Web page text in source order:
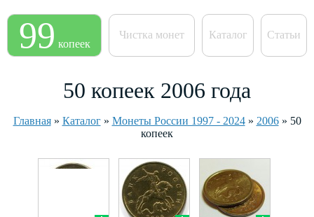
99 копеек
Чистка монет Каталог Статьи
50 копеек 2006 года
Главная» Каталог» Монеты России 1997 - 2024» 2006» 50
копеек